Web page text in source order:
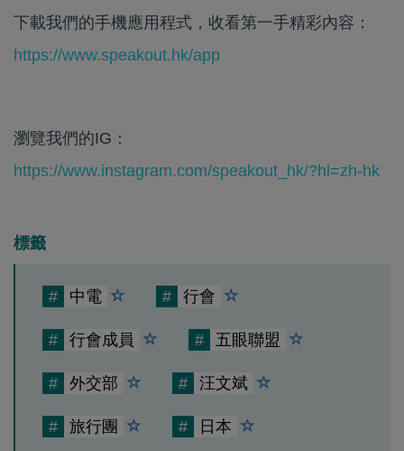
下載我們的手機應用程式，收看第一手精彩內容：
https://www.speakout.hk/app
瀏覽我們的IG：
https://www.instagram.com/speakout_hk/?hl=zh-hk
標籤
# 中電 # 行會
# 行會成員 # 五眼聯盟
# 外交部 # 汪文斌
# 旅行團 # 日本